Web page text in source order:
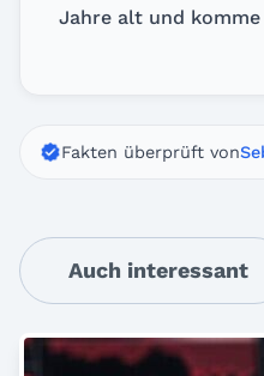
Jahre alt und
Fakten überprüft von
Auch interessant